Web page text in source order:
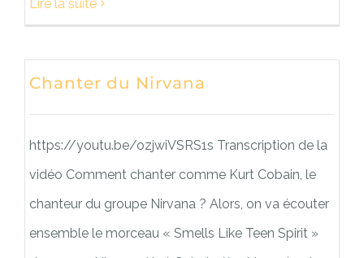
Lire la suite
Chanter du Nirvana
https://youtu.be/ozjwiVSRS1s Transcription de la
vidéo Comment chanter comme Kurt Cobain, le
chanteur du groupe Nirvana ? Alors, on va écouter
ensemble le morceau « Smells Like Teen Spirit »